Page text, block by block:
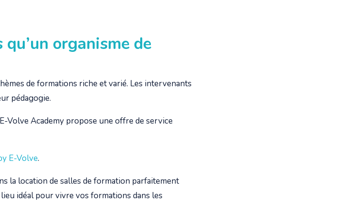
organisme de
de formations riche et varié. Les intervenants
pédagogie.
Volve Academy propose une offre de service
E-Volve.
la location de salles de formation parfaitement
idéal pour vivre vos formations dans les